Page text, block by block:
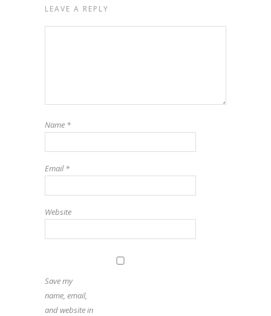
LEAVE A REPLY
Name *
Email*
Website
Save my
name, email,
and website in